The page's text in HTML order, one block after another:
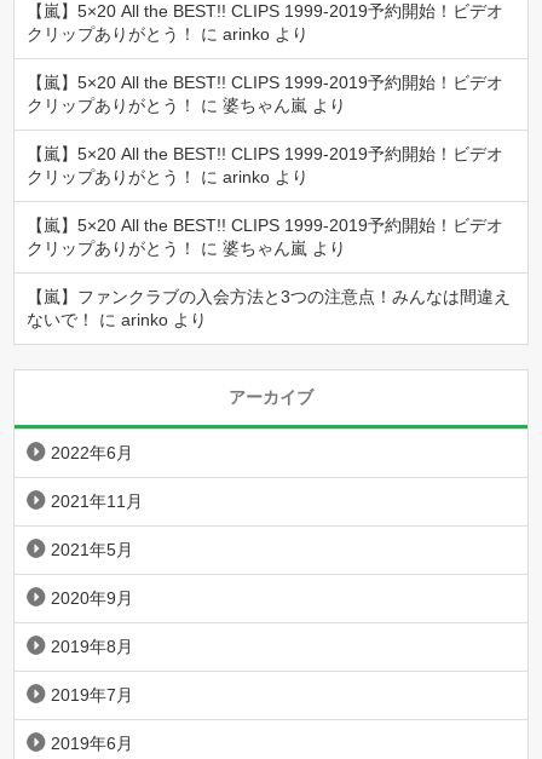
【嵐】5×20 All the BEST!! CLIPS 1999-2019予約開始！ビデオ
クリップありがとう！
にarinko より
【嵐】5×20 All the BEST!! CLIPS 1999-2019予約開始！ビデオ
クリップありがとう！
に婆ちゃん嵐 より
【嵐】5×20 All the BEST!! CLIPS 1999-2019予約開始！ビデオ
クリップありがとう！
にarinko より
【嵐】5×20 All the BEST!! CLIPS 1999-2019予約開始！ビデオ
クリップありがとう！
に婆ちゃん嵐 より
【嵐】ファンクラブの入会方法と3つの注意点！みんなは間違え
ないで！
にarinko より
アーカイブ
2022年6月
2021年11月
2021年5月
2020年9月
2019年8月
2019年7月
2019年6月